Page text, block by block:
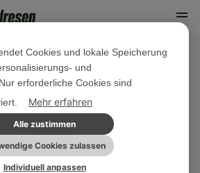
10. JANUAR 2017
statt
Steuersenkung
Cookies und lokale Speicherung
und
erforderliche Cookies sind
Mehr erfahren
Alle zustimmen
Cookies zulassen
Individuell anpassen